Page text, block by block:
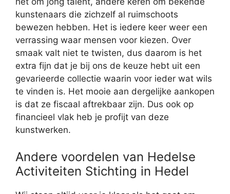
kunstenaars die zichzelf al ruimschoots
bewezen hebben. Het is iedere keer weer een
verrassing waar mensen voor kiezen. Over
smaak valt niet te twisten, dus daarom is het
extra fijn dat je bij ons de keuze hebt uit een
gevarieerde collectie waarin voor ieder wat wils
te vinden is. Het mooie aan dergelijke aankopen
is dat ze fiscaal aftrekbaar zijn. Dus ook op
financieel vlak heb je profijt van deze
kunstwerken.
Andere voordelen van Hedelse
Activiteiten Stichting in Hedel